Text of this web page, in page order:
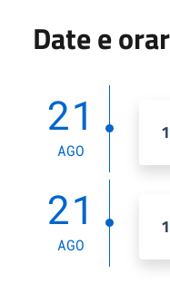
Date e
21
AGO
21
AGO